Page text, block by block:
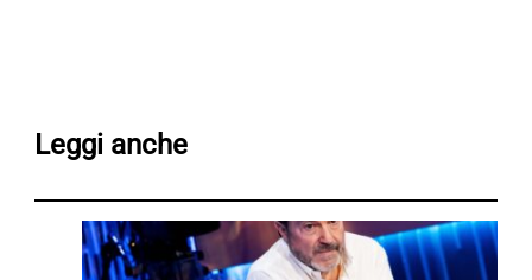
Leggi anche